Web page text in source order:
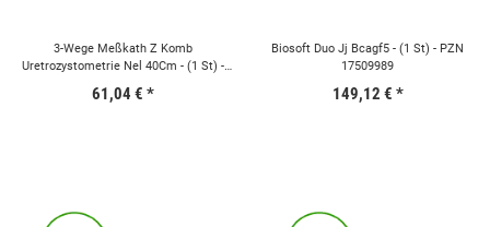
3-Wege Meßkath Z Komb
Uretrozystometrie Nel 40Cm - (1 St) -
61,04 € *
Biosoft Duo Jj Bcagf5 - (1 St) - PZN
17509989
149,12 € *